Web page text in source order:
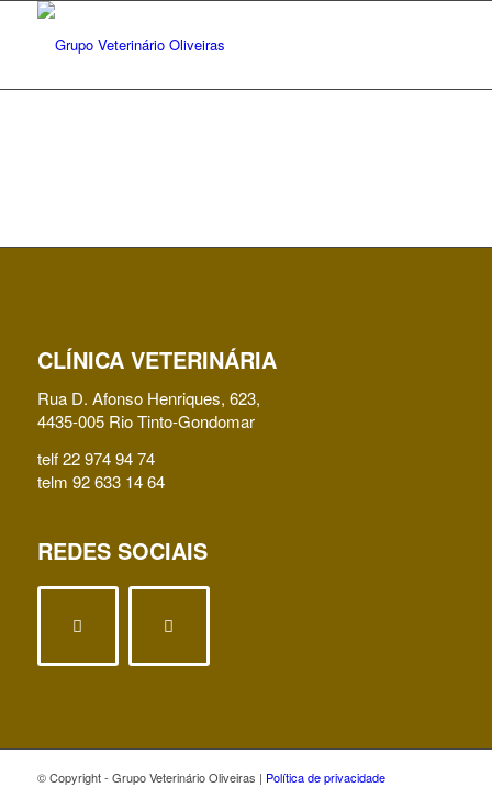
CLÍNICA VETERINÁRIA
Rua D. Afonso Henriques, 623,
4435-005 Rio Tinto-Gondomar
telf 22 974 94 74
telm 92 633 14 64
REDES SOCIAIS
© Copyright - Grupo Veterinário Oliveiras | Política de privacidade